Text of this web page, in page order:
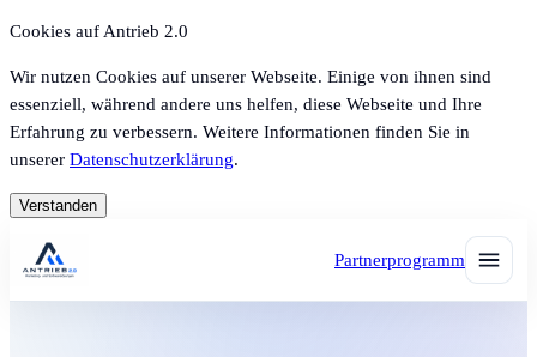
Cookies auf Antrieb 2.0
Wir nutzen Cookies auf unserer Webseite. Einige von ihnen sind
essenziell, während andere uns helfen, diese Webseite und Ihre
Erfahrung zu verbessern. Weitere Informationen finden Sie in
unserer Datenschutzerklärung.
Verstanden
Partnerprogramm